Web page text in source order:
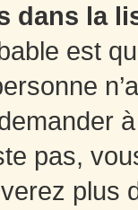
dans la
est
pas,
plus